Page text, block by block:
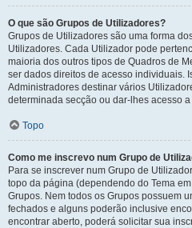
O que são Grupos de Utilizadores?
Grupos de Utilizadores são uma forma
Utilizadores. Cada Utilizador pode
maioria dos outros tipos de Quadros de
ser dados direitos de acesso individuais.
Administradores destinar vários
determinada secção ou dar-lhes acesso
Topo
Como me inscrevo num Grupo de
Para se inscrever num Grupo de
topo da página (dependendo do Tema
Grupos. Nem todos os Grupos possuem
fechados e alguns poderão inclusive
encontrar aberto, poderá solicitar sua